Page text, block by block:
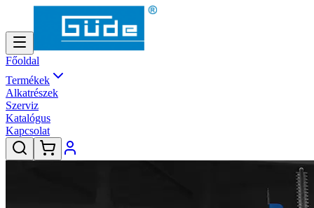
Főoldal
Termékek
Alkatrészek
Szerviz
Katalógus
Kapcsolat